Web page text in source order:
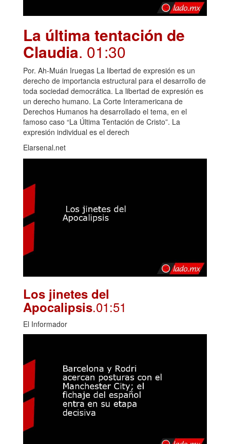
La última tentación de
Claudia. 01:30
Por. Ah-Muán Iruegas La libertad de expresión es un
derecho de importancia estructural para el desarrollo de
toda sociedad democrática. La libertad de expresión es
un derecho humano. La Corte Interamericana de
Derechos Humanos ha desarrollado el tema, en el
famoso caso “La Última Tentación de Cristo”. La
expresión individual es el derech
Elarsenal.net
Los jinetes del
Apocalipsis.01:51
El Informador